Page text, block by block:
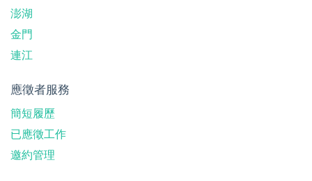
澎湖
金門
連江
應徵者服務
簡短履歷
已應徵工作
邀約管理